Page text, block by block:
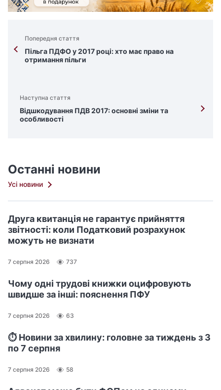
Попередня стаття
Пільга ПДФО у 2017 році: хто має право на
отримання пільги
Наступна стаття
Відшкодування ПДВ 2017: основні зміни та
особливості
Останні новини
Усі новини
Друга квитанція не гарантує прийняття
звітності: коли Податковий розрахунок
можуть не визнати
7 серпня 2026 737
Чому одні трудові книжки оцифровують
швидше за інші: пояснення ПФУ
7 серпня 2026 63
⏱️ Новини за хвилину: головне за тиждень з 3
по 7 серпня
7 серпня 2026 58